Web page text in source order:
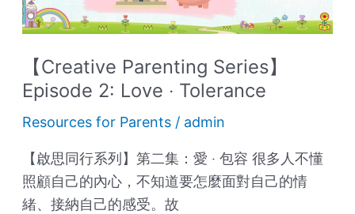
【Creative Parenting Series】
Episode 2: Love ‧ Tolerance
Resources for Parents/ admin
【啟思同行系列】第二集：愛 ‧ 包容 很多人不懂
照顧自己的內心，不知道要怎麼面對自己的情
緒、接納自己的感受。故
Tolerance